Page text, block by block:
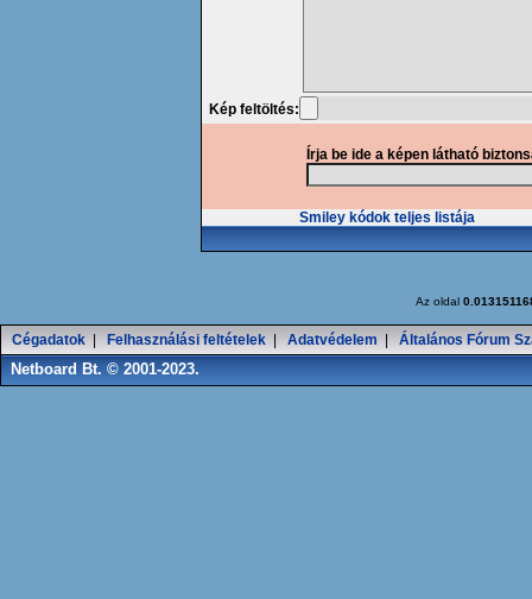
Kép feltöltés:
Írja be ide a képen látható
Smiley kódok teljes listája
Az oldal
Cégadatok Felhasználási feltételek Adatvédelem Általános Fórum
Netboard Bt. © 2001-2023.